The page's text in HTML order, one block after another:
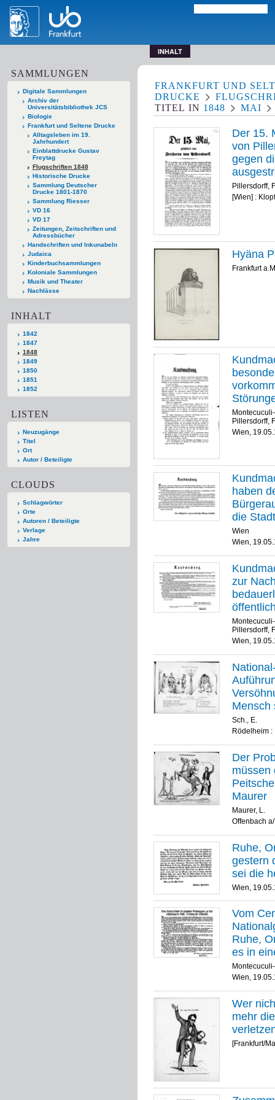
INHALT
SAMMLUNGEN
Digitale Sammlungen
Archiv der
Universitätsbibliothek JCS
Biologie
Frankfurt und Seltene Drucke
Alltagsleben im 19.
Jahrhundert
Einblattdrucke Gustav
Freytag
Flugschriften 1848
Historische Drucke
Sammlung Deutscher
Drucke 1801-1870
Sammlung Riesser
VD 16
VD 17
Zeitungen, Zeitschriften und
Adressbücher
Handschriften und Inkunabeln
Judaica
Kinderbuchsammlungen
Koloniale Sammlungen
Musik und Theater
Nachlässe
INHALT
1842
1847
1848
1849
1850
1851
1852
LISTEN
Neuzugänge
Titel
Ort
Autor / Beteiligte
CLOUDS
Schlagwörter
Orte
Autoren / Beteiligte
Verlage
Jahre
FRANKFURT UND
DRUCKE
TITEL IN 1848 MAI
Der 15.
von
gegen
... / Drei
Pillersdorff,
[Wien] :
Hyäna
Frankfurt
Pillersdorff,
Wien,
haben
die
Wien
Wien,
zur
Albert
Pillersdorff,
Wien,
Mensch
Sch., E.
Rödelheim
Der
müssen
Maurer
Maurer, L.
Offenbach
Ruhe,
gestern
sei die
Wien,
Vom
Ruhe,
es in
in die
Wien,
Wer
mehr
[Frankfurt/